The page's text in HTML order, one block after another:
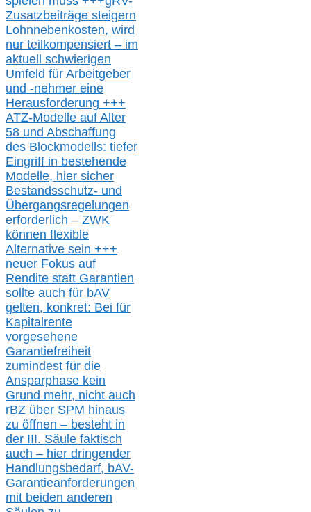
Zusatzbeiträge steigern
Lohnnebenkosten, wird
nur teilkompensiert – im
aktuell schwierigen
Umfeld für Arbeitgeber
und -nehmer eine
Herausforderung +++
ATZ-Modelle auf Alter
58 und Abschaffung
des Blockmodells: tiefer
Eingriff in bestehende
Modelle, hier sicher
Bestandsschutz- und
Übergangsregelungen
erforderlich – ZWK
können flexible
Alternative sein +++
neuer Fokus auf
Rendite statt Garantien
sollte auch für bAV
gelten, konkret: Bei für
Kapitalrente
vorgesehene
Garantiefreiheit
zumindest für die
Ansparphase kein
Grund mehr, nicht auch
rBZ über SPM hinaus
zu öffnen – besteht in
der III. Säule faktisch
auch – hier dringender
Handlungsbedarf, bAV-
Garantieanforderungen
mit beiden anderen